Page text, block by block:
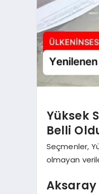
Yüksek
Belli
Seçmenler,
olmayan
Aksaray